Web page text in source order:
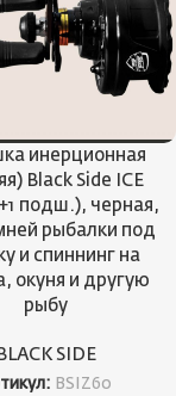
инерционная
Black Side ICE
подш.), черная,
рыбалки под
и спиннинг на
окуня и другую
рыбу
BLACK SIDE
BSIZ60